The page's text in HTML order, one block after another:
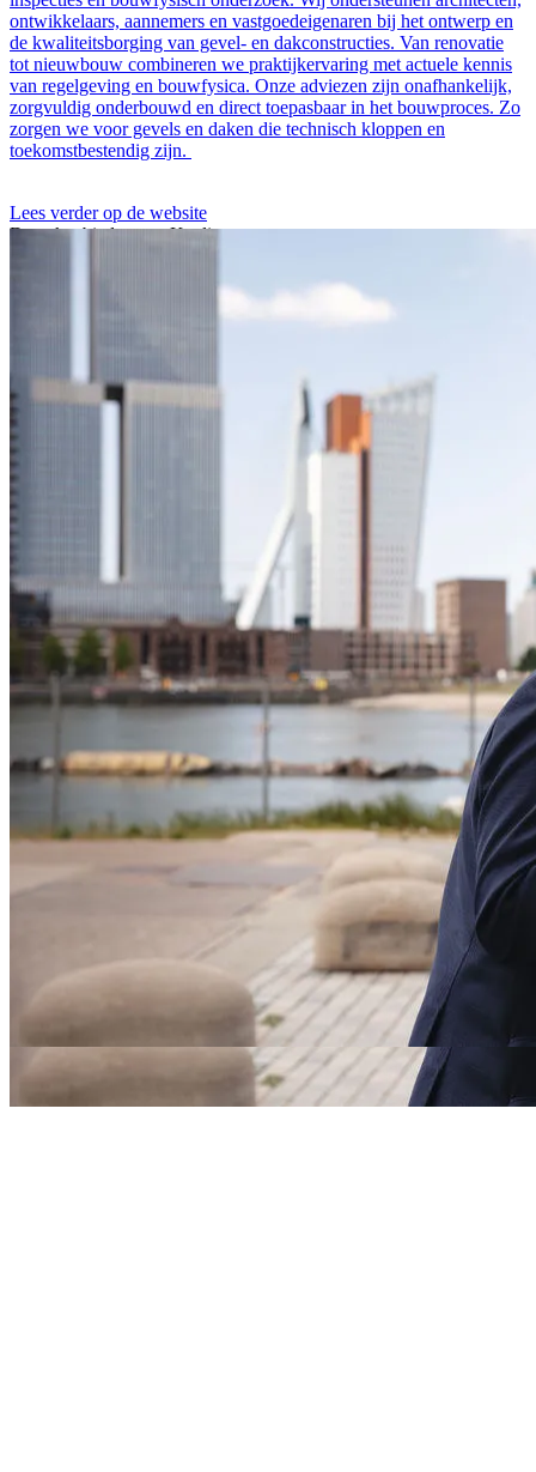
ontwikkelaars, aannemers en vastgoedeigenaren bij het ontwerp en
de kwaliteitsborging van gevel- en dakconstructies. Van renovatie
tot nieuwbouw combineren we praktijkervaring met actuele kennis
van regelgeving en bouwfysica. Onze adviezen zijn onafhankelijk,
zorgvuldig onderbouwd en direct toepasbaar in het bouwproces. Zo
zorgen we voor gevels en daken die technisch kloppen en
toekomstbestendig zijn.
Lees verder op de website
De vakgebieden van Kettlitz